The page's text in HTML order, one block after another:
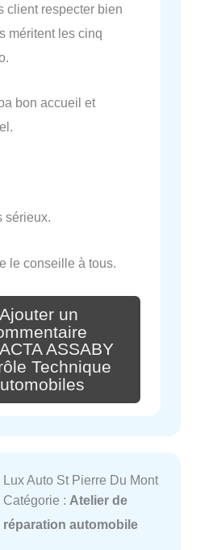
client respecter bien
méritent les cinq
bon accueil et
sérieux.
le conseille à tous.
Ajouter un
ASSABY
Technique
Lux Auto St Pierre Du Mont
Catégorie : Atelier de
réparation automobile